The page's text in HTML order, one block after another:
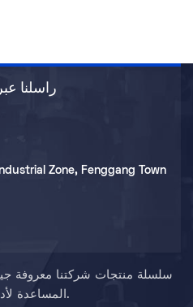
راسلنا
Zone, Fenggang Town
سلسلة منتجات شركتنا معروفة
المساعدة لأدائها الممتاز وأداء التكلفة العالية.